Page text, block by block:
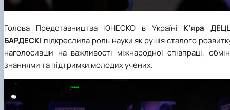
Голова Представництва ЮНЕСКО в Україні К’яра
БАРДЕСКІ підкреслила роль науки як рушія сталого
наголосивши на важливості міжнародної співпраці,
знаннями та підтримки молодих учених.